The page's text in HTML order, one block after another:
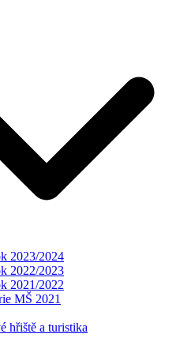
2023/2024
2022/2023
2021/2022
MŠ 2021
hřiště a turistika